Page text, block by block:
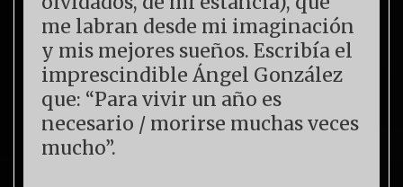
me labran desde mi imaginación
y mis mejores sueños. Escribía el
imprescindible Ángel González
que: “Para vivir un año es
necesario / morirse muchas veces
mucho”.